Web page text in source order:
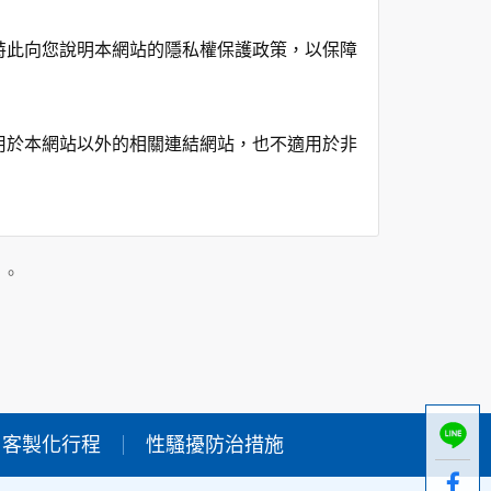
向您說明本網站的隱私權保護政策，以保障
本網站以外的相關連結網站，也不適用於非
特定目的範圍內處理及利用您的個人資料；
資料採用嚴格的保護措施，只由經過授權的
客製化行程 性騷擾防治措施